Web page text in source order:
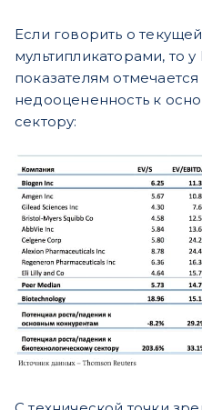
Если говорить о
мультипликаторами, то
показателям отмечается
недооцененность к
сектору: